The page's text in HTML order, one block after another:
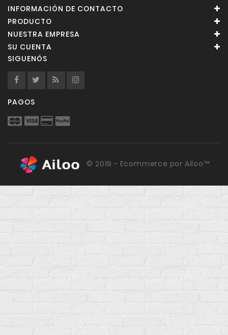
INFORMACIÓN DE CONTACTO
PRODUCTO
NUESTRA EMPRESA
SU CUENTA
SIGUENÓS
PAGOS
© 2019 - Ecommerce por Ailoo™